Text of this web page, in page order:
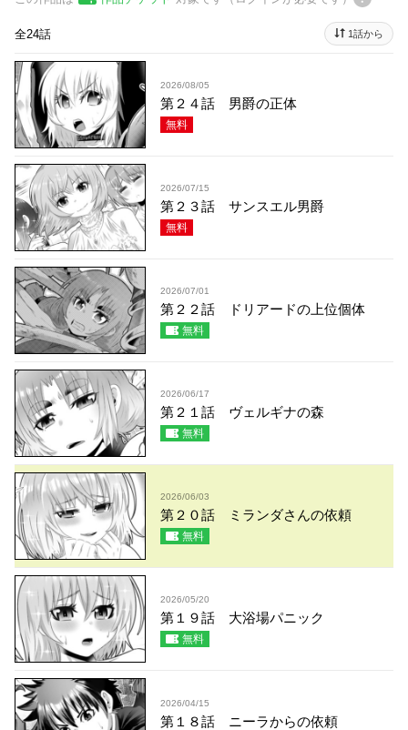
全24話 1話から
2026/08/05
第２４話 男爵の正体
無料
2026/07/15
第２３話 サンスエル男爵
無料
2026/07/01
第２２話 ドリアードの上位個体
無料
2026/06/17
第２１話 ヴェルギナの森
無料
2026/06/03
第２０話 ミランダさんの依頼
無料
2026/05/20
第１９話 大浴場パニック
無料
2026/04/15
第１８話 ニーラからの依頼